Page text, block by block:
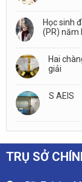
Học sinh
(PR) năm
Hai
giải
S AEIS
TRỤ SỞ